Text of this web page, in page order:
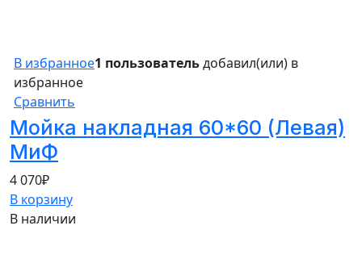
В избранное1 пользовательдобавил(или) в
избранное
Сравнить
Мойка накладная 60*60 (Левая)
МиФ
4 070₽
В корзину
В наличии